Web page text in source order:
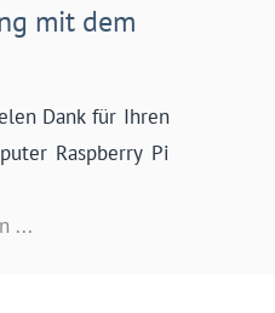
mit dem
Dank für Ihren
Raspberry Pi
...